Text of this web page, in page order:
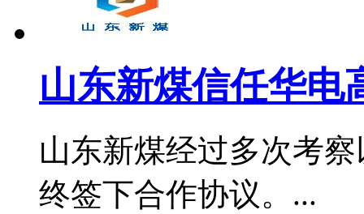
山东新煤信任华电
山东新煤经过多次考
终签下合作协议。...